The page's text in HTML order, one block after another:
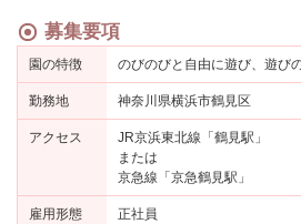
募集要項
園の特徴 のびのびと自由に遊び、遊び
勤務地 神奈川県横浜市鶴見区
アクセス
JR京浜東北線「鶴見駅」
または
京急線「京急鶴見駅」
雇用形態
正社員